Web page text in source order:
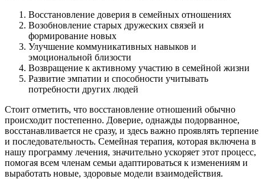
Восстановление доверия в семейных отношениях
Возобновление старых дружеских связей и
формирование новых
Улучшение коммуникативных навыков и
эмоциональной близости
Возвращение к активному участию в семейной жизни
Развитие эмпатии и способности учитывать
потребности других людей
Стоит отметить, что восстановление отношений обычно
происходит постепенно. Доверие, однажды подорванное,
восстанавливается не сразу, и здесь важно проявлять терпение
и последовательность. Семейная терапия, которая включена в
нашу программу лечения, значительно ускоряет этот процесс,
помогая всем членам семьи адаптироваться к изменениям и
выработать новые, здоровые модели взаимодействия.